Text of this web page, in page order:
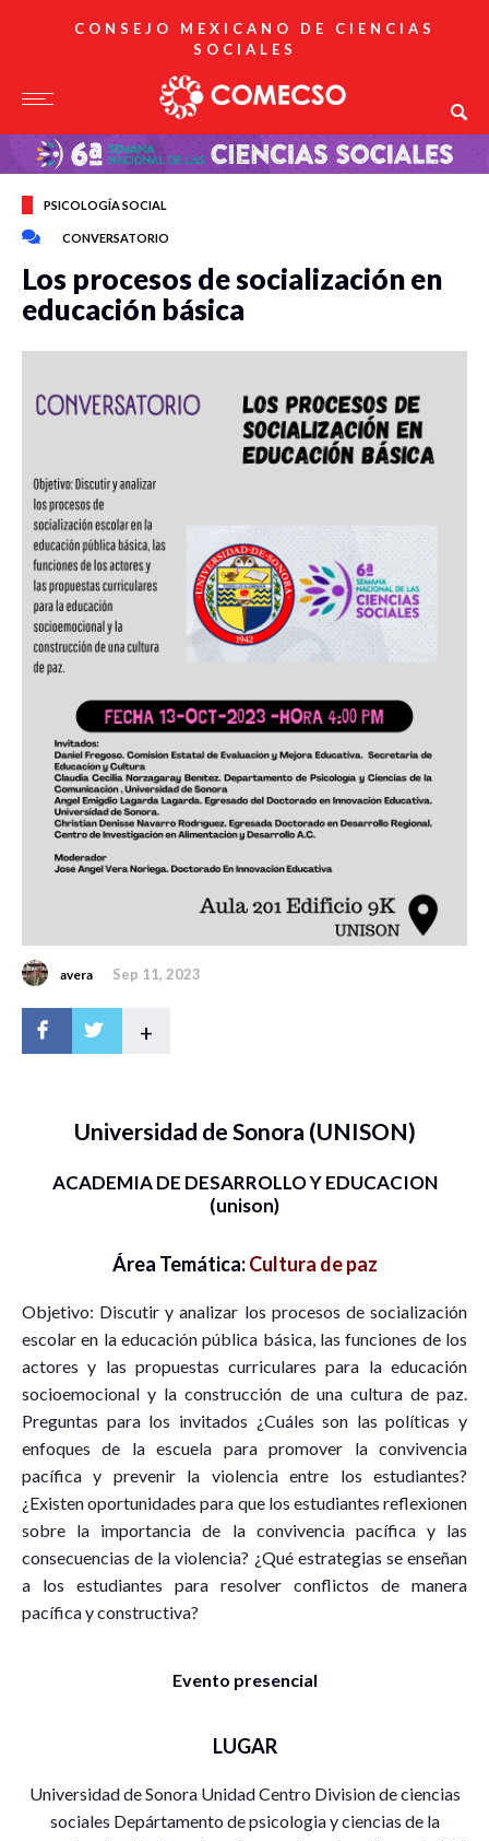
CONSEJO MEXICANO DE CIENCIAS
SOCIALES
PSICOLOGÍA SOCIAL
CONVERSATORIO
Los procesos de socialización en
educación básica
avera Sep 11, 2023
+
Universidad de Sonora (UNISON)
ACADEMIA DE DESARROLLO Y EDUCACION
(unison)
Área Temática:Cultura de paz
Objetivo: Discutir y analizar los procesos de socialización
escolar en la educación pública básica, las funciones de los
actores y las propuestas curriculares para la educación
socioemocional y la construcción de una cultura de paz.
Preguntas para los invitados ¿Cuáles son las políticas y
enfoques de la escuela para promover la convivencia
pacífica y prevenir la violencia entre los estudiantes?
¿Existen oportunidades para que los estudiantes reflexionen
sobre la importancia de la convivencia pacífica y las
consecuencias de la violencia? ¿Qué estrategias se enseñan
a los estudiantes para resolver conflictos de manera
pacífica y constructiva?
Evento presencial
LUGAR
Universidad de Sonora Unidad Centro Division de ciencias
sociales Depártamento de psicologia y ciencias de la